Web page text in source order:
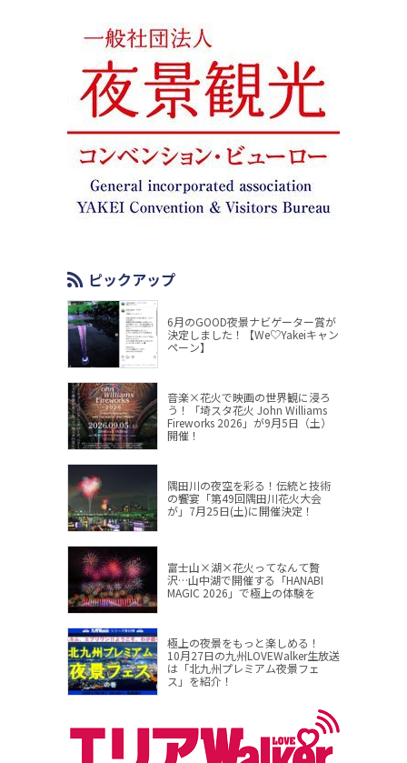
ピックアップ
6月のGOOD夜景ナビゲーター賞が
決定しました！【We♡Yakeiキャン
ペーン】
音楽×花火で映画の世界観に浸ろ
う！「埼スタ花火 John Williams
Fireworks 2026」が9月5日（土）
開催！
隅田川の夜空を彩る！伝統と技術
の饗宴「第49回隅田川花火大会
が」7月25日(土)に開催決定！
富士山×湖×花火ってなんて贅
沢…山中湖で開催する「HANABI
MAGIC 2026」で極上の体験を
極上の夜景をもっと楽しめる！
10月27日の九州LOVEWalker生放送
は「北九州プレミアム夜景フェ
ス」を紹介！